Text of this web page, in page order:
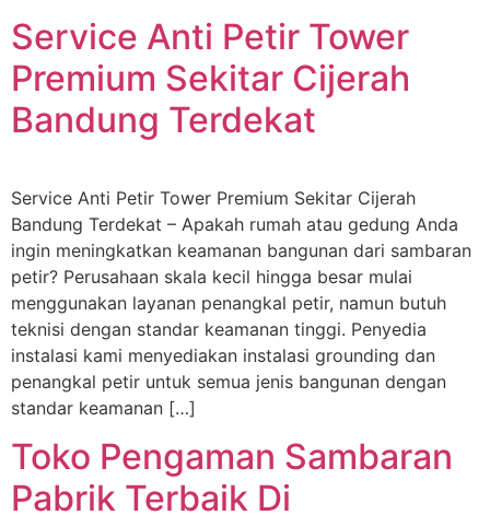
Service Anti Petir Tower
Premium Sekitar Cijerah
Bandung Terdekat
Service Anti Petir Tower Premium Sekitar Cijerah
Bandung Terdekat – Apakah rumah atau gedung Anda
ingin meningkatkan keamanan bangunan dari sambaran
petir? Perusahaan skala kecil hingga besar mulai
menggunakan layanan penangkal petir, namun butuh
teknisi dengan standar keamanan tinggi. Penyedia
instalasi kami menyediakan instalasi grounding dan
penangkal petir untuk semua jenis bangunan dengan
standar keamanan […]
Toko Pengaman Sambaran
Pabrik Terbaik Di